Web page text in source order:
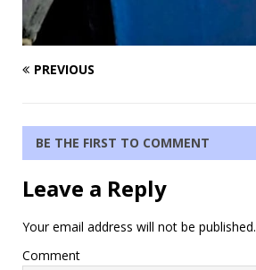
PREVIOUS
BE THE FIRST TO COMMENT
Leave a Reply
Your email address will not be published.
Comment